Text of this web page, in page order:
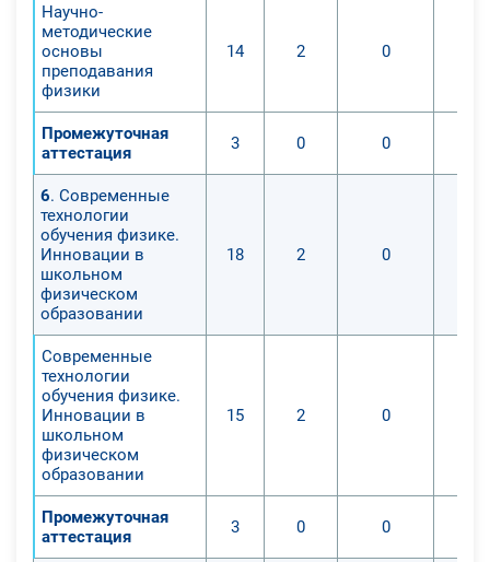
Научно-
методические
основы
преподавания
физики
14 2 0
Промежуточная
аттестация
3 0 0
6. Современные
технологии
обучения физике.
Инновации в
школьном
физическом
образовании
18 2 0
Современные
технологии
обучения физике.
Инновации в
школьном
физическом
образовании
15 2 0
Промежуточная
аттестация
3 0 0